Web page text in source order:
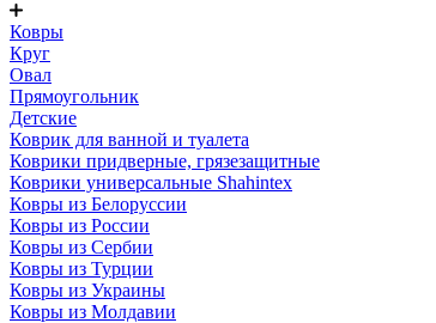
Ковры
Круг
Овал
Прямоугольник
Детские
Коврик для ванной и туалета
Коврики придверные, грязезащитные
Коврики универсальные Shahintex
Ковры из Белоруссии
Ковры из России
Ковры из Сербии
Ковры из Турции
Ковры из Украины
Ковры из Молдавии